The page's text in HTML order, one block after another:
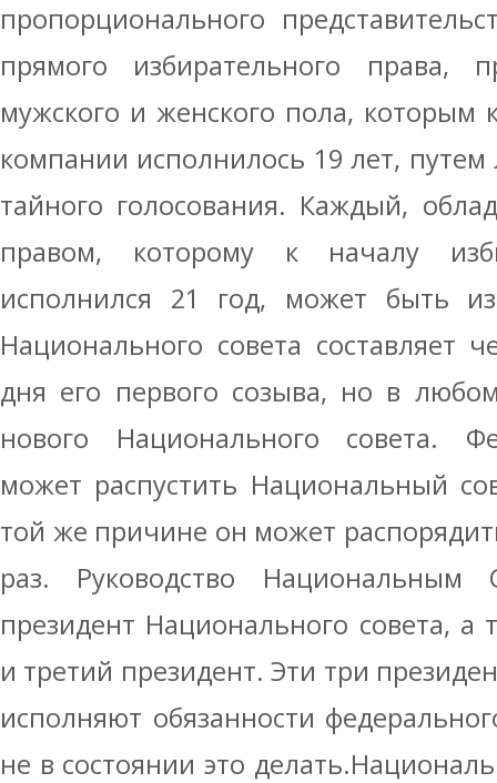
пропорционального
прямого избирательного права,
мужского и женского пола, которым
компании исполнилось 19 лет,
тайного голосования. Каждый,
правом, которому к началу
исполнился 21 год, может быть
Национального совета составляет
дня его первого созыва, но в
нового Национального совета.
может распустить Национальный
той же причине он может
раз. Руководство Национальным
президент Национального совета, а
и третий президент. Эти три
исполняют обязанности
не в состоянии это